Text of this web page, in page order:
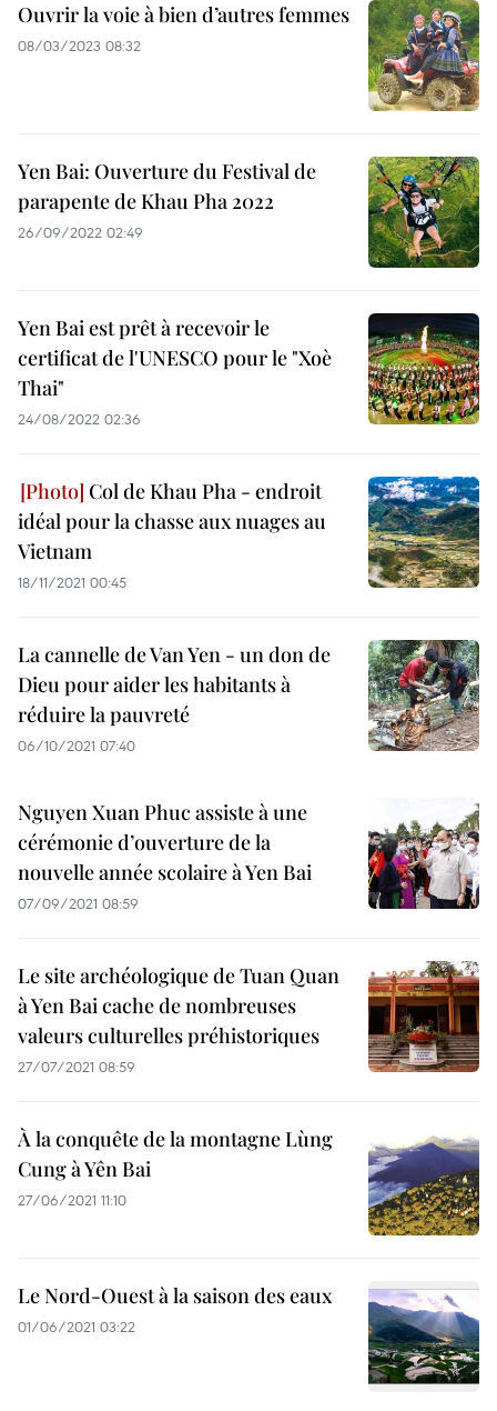
Ouvrir la voie à bien d’autres femmes
08/03/2023 08:32
Yen Bai: Ouverture du Festival de
parapente de Khau Pha 2022
26/09/2022 02:49
Yen Bai est prêt à recevoir le
certificat de l'UNESCO pour le "Xoè
Thai"
24/08/2022 02:36
Col de Khau Pha - endroit
idéal pour la chasse aux nuages au
Vietnam
18/11/2021 00:45
La cannelle de Van Yen - un don de
Dieu pour aider les habitants à
réduire la pauvreté
06/10/2021 07:40
Nguyen Xuan Phuc assiste à une
cérémonie d’ouverture de la
nouvelle année scolaire à Yen Bai
07/09/2021 08:59
Le site archéologique de Tuan Quan
à Yen Bai cache de nombreuses
valeurs culturelles préhistoriques
27/07/2021 08:59
À la conquête de la montagne Lùng
Cung à Yên Bai
27/06/2021 11:10
Le Nord-Ouest à la saison des eaux
01/06/2021 03:22